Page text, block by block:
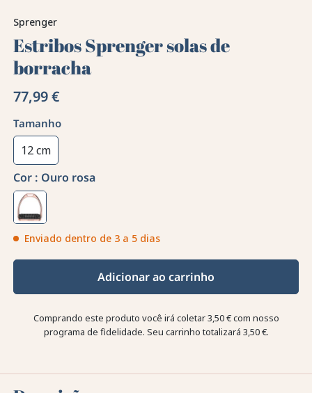
Sprenger
Estribos Sprenger solas de
borracha
77,99 €
Tamanho
12 cm
Cor : Ouro rosa
Enviado dentro de 3 a 5 dias
Adicionar ao carrinho
Comprando este produto você irá coletar3,50 €com nosso
programa de fidelidade. Seu carrinho totalizará 3,50 €.